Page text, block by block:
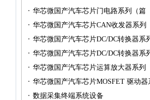
· 华芯微国产汽车芯片门电路系列（篇
一）
· 华芯微国产汽车芯片CAN收发器系列
（篇一）
· 华芯微国产汽车芯片DC/DC转换器系
· 华芯微国产汽车芯片DC/DC转换器系
· 华芯微国产汽车芯片运算放大器系列
（篇一）
· 华芯微国产汽车芯片MOSFET 驱动器
列（篇一）
· 数据采集终端系统设备